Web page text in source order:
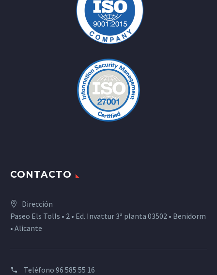
CONTACTO
Dirección
Paseo Els Tolls • 2 • Ed. Invattur 3ª planta 03502 • Benidorm
• Alicante
Teléfono 96 585 55 16